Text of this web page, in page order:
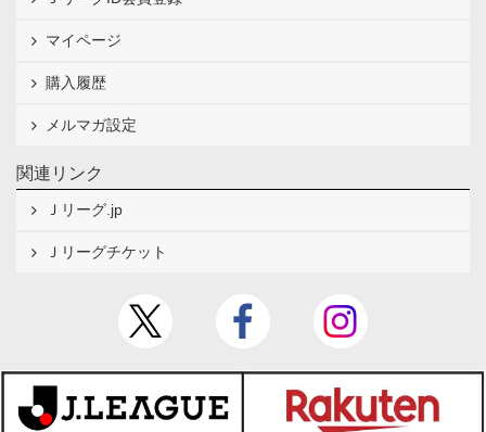
マイページ
購入履歴
メルマガ設定
関連リンク
Ｊリーグ.jp
Ｊリーグチケット